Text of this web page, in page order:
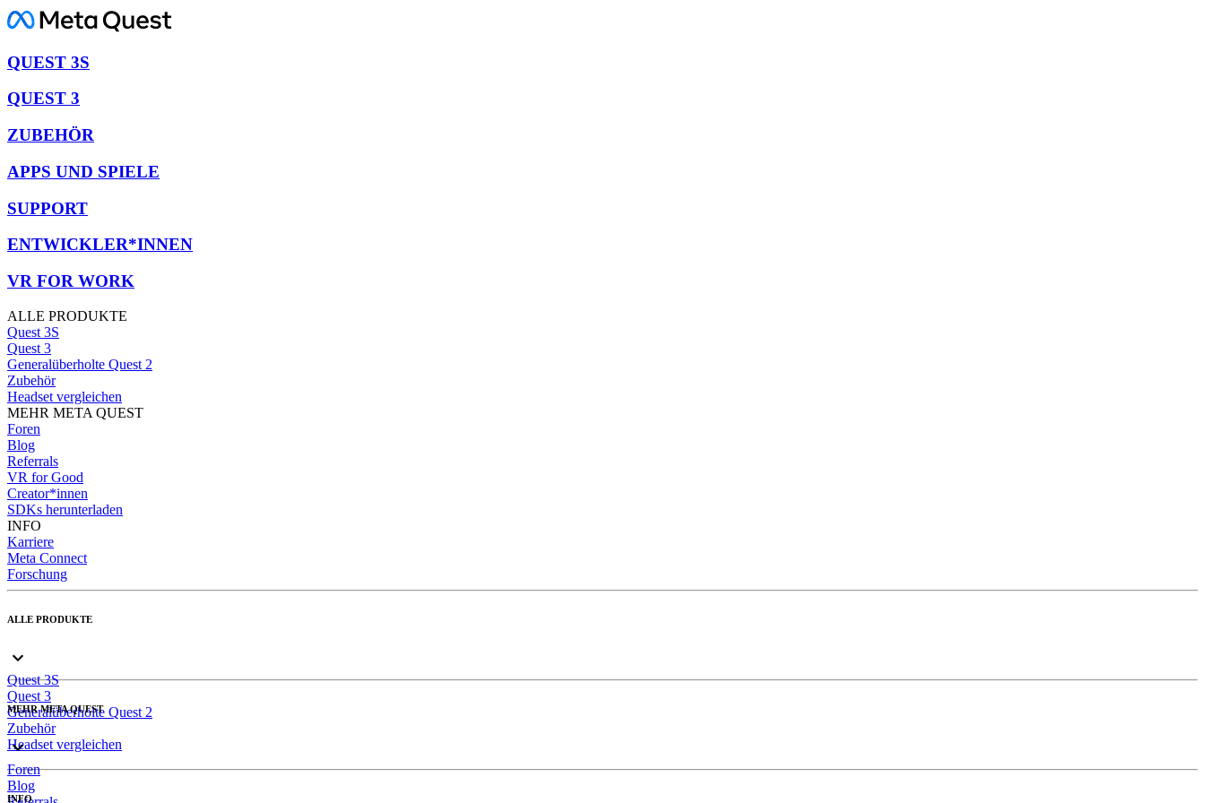
QUEST 3S
QUEST 3
ZUBEHÖR
APPS UND SPIELE
SUPPORT
ENTWICKLER*INNEN
VR FOR WORK
ALLE PRODUKTE
Quest 3S
Quest 3
Generalüberholte Quest 2
Zubehör
Headset vergleichen
MEHR META QUEST
Foren
Blog
Referrals
VR for Good
Creator*innen
SDKs herunterladen
INFO
Karriere
Meta Connect
Forschung
ALLE PRODUKTE
Quest 3S
Quest 3
Generalüberholte Quest 2
Zubehör
Headset vergleichen
MEHR META QUEST
Foren
Blog
INFO